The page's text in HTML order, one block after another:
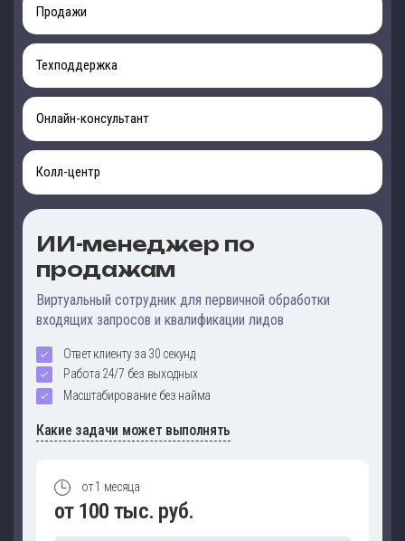
Продажи
Техподдержка
Онлайн-консультант
Колл-центр
ИИ-менеджер по
продажам
Виртуальный сотрудник для первичной обработки
входящих запросов и квалификации лидов
Ответ клиенту за 30 секунд
Работа 24/7 без выходных
Масштабирование без найма
Какие задачи может выполнять
от 1 месяца
от 100 тыс. руб.